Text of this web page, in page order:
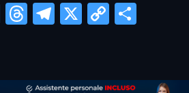
Messenger
Threads
Telegram
X
Copy